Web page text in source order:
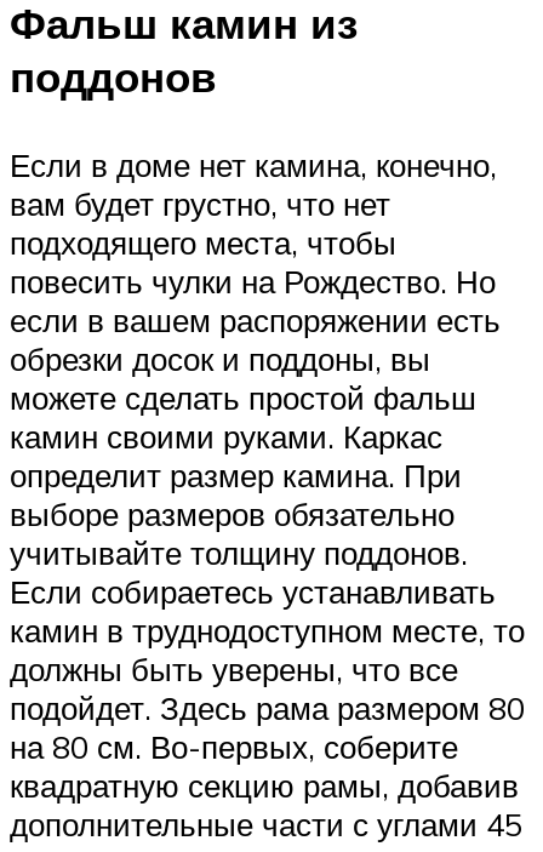
Фальш камин из
поддонов
Если в доме нет камина, конечно,
вам будет грустно, что нет
подходящего места, чтобы
повесить чулки на Рождество. Но
если в вашем распоряжении есть
обрезки досок и поддоны, вы
можете сделать простой фальш
камин своими руками. Каркас
определит размер камина. При
выборе размеров обязательно
учитывайте толщину поддонов.
Если собираетесь устанавливать
камин в труднодоступном месте, то
должны быть уверены, что все
подойдет. Здесь рама размером 80
на 80 см. Во-первых, соберите
квадратную секцию рамы, добавив
дополнительные части с углами 45